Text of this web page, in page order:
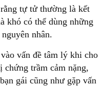
tự tử thường là kết
khó có thể dùng những
nhân.
vấn đề tâm lý khi cho
trầm cảm nặng,
gái cũng như gặp vấn